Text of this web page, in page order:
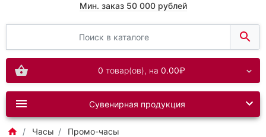
Мин. заказ 50 000 рублей
0 товар(ов), на 0.00₽
Сувенирная продукция
Часы
Промо-часы